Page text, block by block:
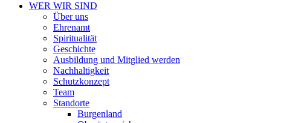
WER WIR SIND
Über uns
Ehrenamt
Spiritualität
Geschichte
Ausbildung und Mitglied werden
Nachhaltigkeit
Schutzkonzept
Team
Standorte
Burgenland